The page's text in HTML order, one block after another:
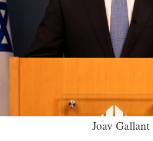
Joav Gallant